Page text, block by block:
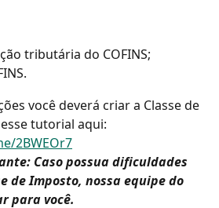
tributária do COFINS;
você deverá criar a Classe de
tutorial aqui:
2BWEOr7
Caso possua dificuldades
de Imposto, nossa equipe do
para você.